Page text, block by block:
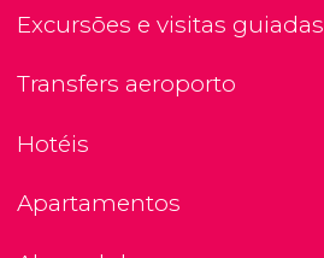
Excursões e visitas guiadas
Transfers aeroporto
Hotéis
Apartamentos